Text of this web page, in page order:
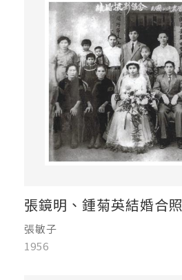
張鏡明、鍾菊英結婚合照
張敏子
1956